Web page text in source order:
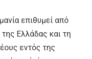
επιθυμεί από
Ελλάδας και τη
εντός της